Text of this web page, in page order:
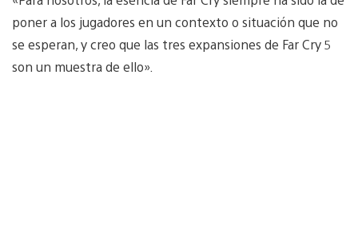
poner a los jugadores en un contexto o situación que no
se esperan, y creo que las tres expansiones de Far Cry 5
son un muestra de ello».